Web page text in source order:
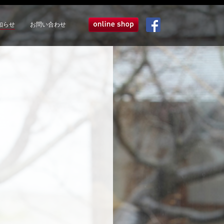
らせ お問い合わせ オンラインショップ